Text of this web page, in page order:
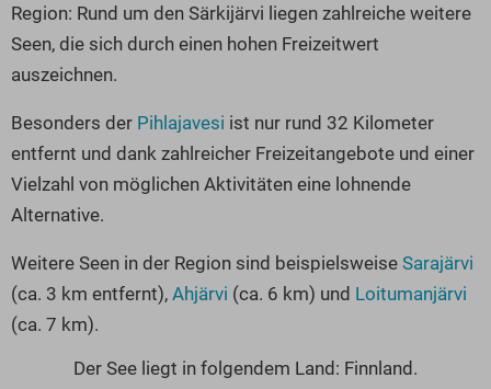
Region: Rund um den Särkijärvi liegen zahlreiche weitere
Seen, die sich durch einen hohen Freizeitwert
auszeichnen.
Besonders der Pihlajavesi ist nur rund 32 Kilometer
entfernt und dank zahlreicher Freizeitangebote und einer
Vielzahl von möglichen Aktivitäten eine lohnende
Alternative.
Weitere Seen in der Region sind beispielsweise Sarajärvi
(ca. 3 km entfernt), Ahjärvi (ca. 6 km) und Loitumanjärvi
(ca. 7 km).
Der See liegt in folgendem Land: Finnland.